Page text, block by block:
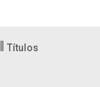
Títulos